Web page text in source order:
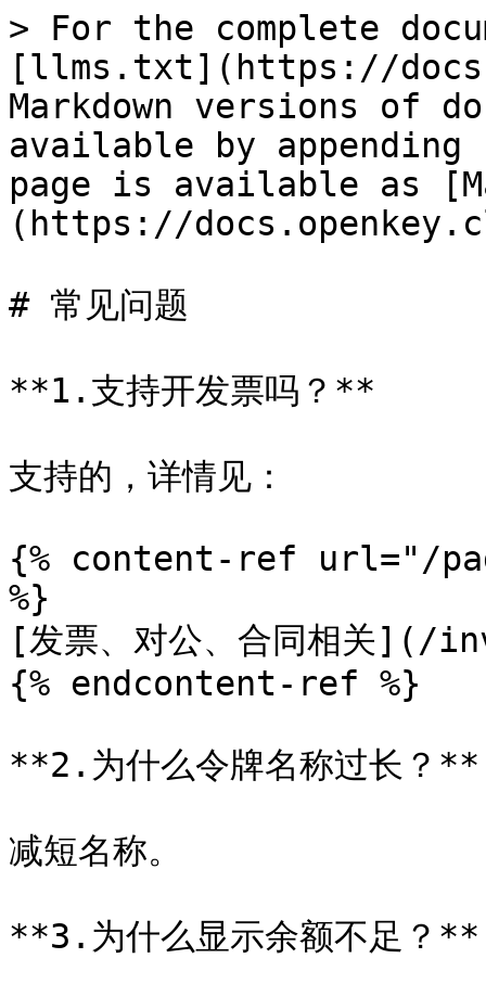
> For the complete
[llms.txt](https://
Markdown versions of
available by
page is available as
(https://
# 常见问题
**1.支持开发票吗？**
支持的，详情见：
{% content-ref url="/
%}
[发票、对公、合同相关](/
{% endcontent-ref %}
**2.为什么令牌名称过长？**
减短名称。
**3.为什么显示余额不足？**